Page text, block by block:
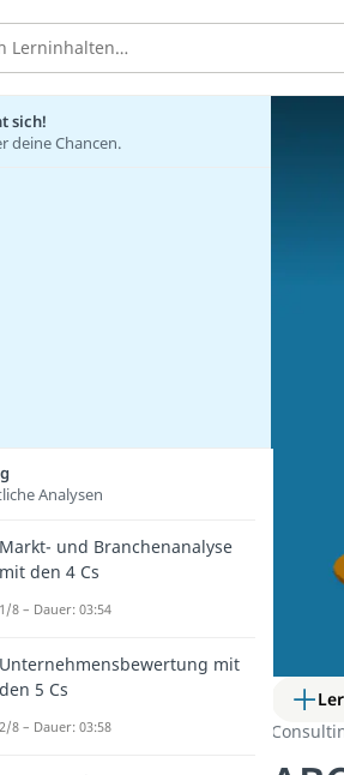
sich!
deine Chancen.
Analysen
Markt- und Branchenanalyse
mit den 4 Cs
1/8 – Dauer: 03:54
Unternehmensbewertung mit
den 5 Cs
2/8 – Dauer: 03:58